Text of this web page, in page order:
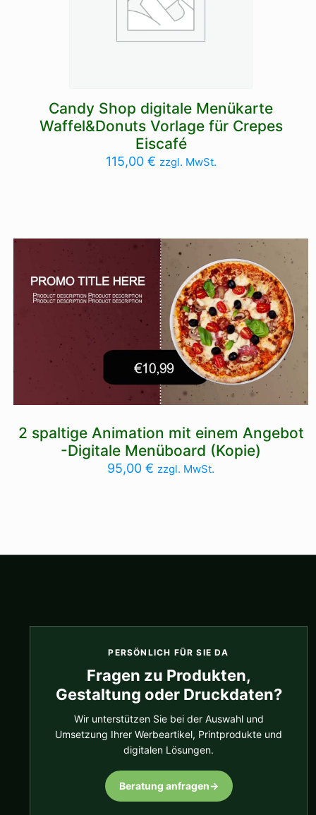
Candy Shop digitale Menükarte
Waffel&Donuts Vorlage für Crepes
Eiscafé
115,00 € zzgl. MwSt.
2 spaltige Animation mit einem Angebot
-Digitale Menüboard (Kopie)
95,00€ zzgl. MwSt.
PERSÖNLICH FÜR SIE DA
Fragen zu Produkten,
Gestaltung oder Druckdaten?
Wir unterstützen Sie bei der Auswahl und
Umsetzung Ihrer Werbeartikel, Printprodukte und
digitalen Lösungen.
Beratung anfragen→